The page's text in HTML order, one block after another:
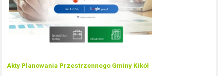
Akty Planowania Przestrzennego Gminy Kikół